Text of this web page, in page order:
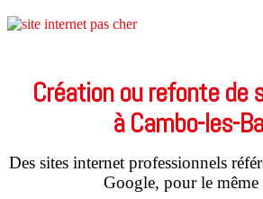
Création ou refonte de
à Cambo-les-
Des sites internet professionnels
Google, pour le